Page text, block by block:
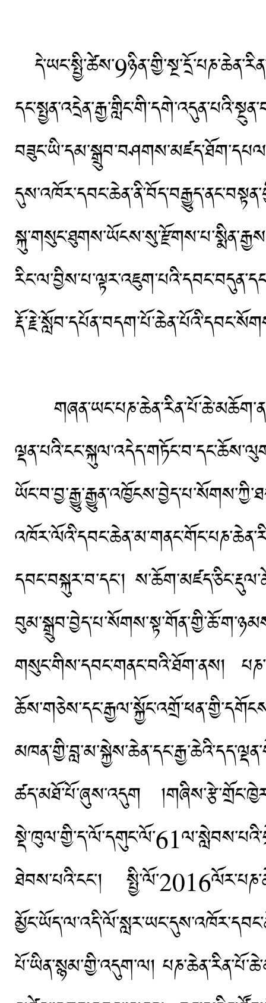
དབང་བསྐུར་བ་དང་།
གསུང་གིས་དབང་གནང་བའི་ཐོག་ནས།
ཚད་མཐོ་པོ་ཞུས་འདུག
ཐེབས་པའི་ངང་།
པོ་ཡིན་སྙམ་གྱི་འདུག་ལ།